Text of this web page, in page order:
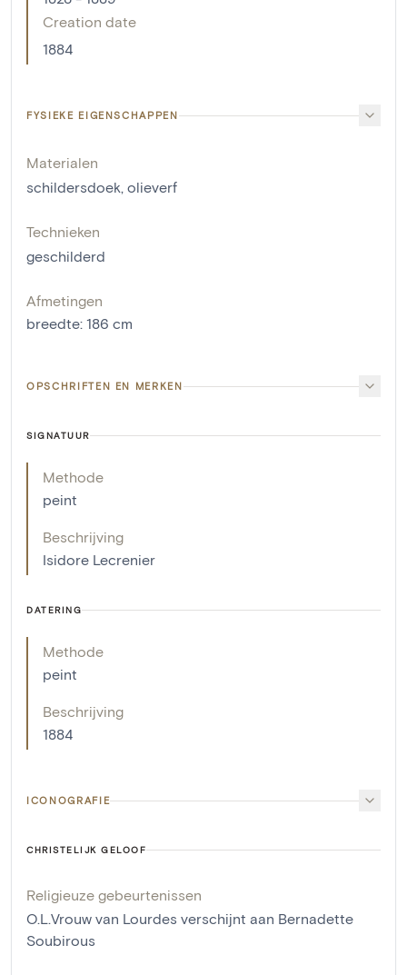
Creation date
1884
FYSIEKE EIGENSCHAPPEN
Materialen
schildersdoek, olieverf
Technieken
geschilderd
Afmetingen
breedte: 186 cm
OPSCHRIFTEN EN MERKEN
SIGNATUUR
Methode
peint
Beschrijving
Isidore Lecrenier
DATERING
Methode
peint
Beschrijving
1884
ICONOGRAFIE
CHRISTELIJK GELOOF
Religieuze gebeurtenissen
O.L.Vrouw van Lourdes verschijnt aan Bernadette
Soubirous